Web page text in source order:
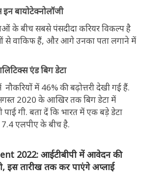
इन बायोटेक्नोलॉजी
के बीच सबसे पंसदीदा करियर विकल्प है
वाकिफ हैं, औऱ आगे उनका पता लगाने में
एंड बिग डेटा
में 46% की बढ़ोत्तरी देखी गई हैं.
2020 के आखिर तक बिग डेटा में
गी. बता दें कि भारत में एक बड़े डेटा
एलपीए के बीच है.
2022: आईटीबीपी में आवेदन की
इस तारीख तक कर पाएंगे अप्लाई